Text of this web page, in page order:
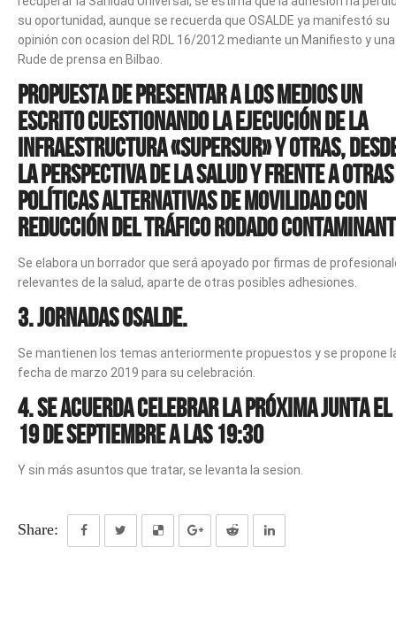
su oportunidad, aunque se recuerda que OSALDE ya manifestó su
opinión con ocasion del RDL 16/2012 mediante un Manifiesto y una
Rude de prensa en Bilbao.
Propuesta de presentar a los medios un
escrito cuestionando la ejecución de la
infraestructura «Supersur» y otras,
la perspectiva de la salud y frente a otras
políticas alternativas de movilidad con
reducción del tráfico rodado
Se elabora un borrador que será apoyado por firmas de
relevantes de la salud, aparte de otras posibles adhesiones.
3. Jornadas Osalde.
Se mantienen los temas anteriormente propuestos y se propone
fecha de marzo 2019 para su celebración.
4. Se acuerda celebrar la próxima Junta el
19de septiembre a las 19:30
Y sin más asuntos que tratar, se levanta la sesion.
Share: